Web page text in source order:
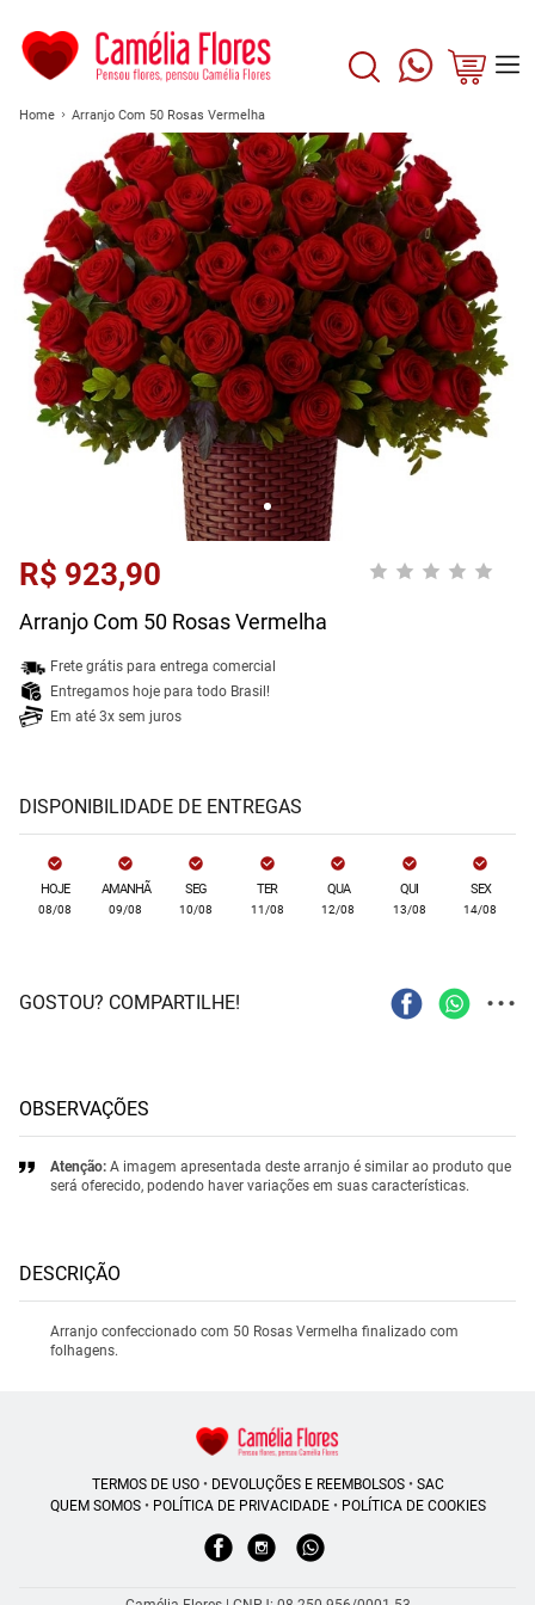
Home Arranjo Com 50 Rosas Vermelha
R$ 923,90
Arranjo Com 50 Rosas Vermelha
Frete grátis para entrega comercial
Entregamos hoje para todo Brasil!
Em até 3x sem juros
DISPONIBILIDADE DE ENTREGAS
HOJE
08/08
AMANHÃ
09/08
SEG
10/08
TER
11/08
QUA
12/08
QUI
13/08
SEX
14/08
GOSTOU? COMPARTILHE! ...
OBSERVAÇÕES
Atenção: A imagem apresentada deste arranjo é similar ao produto que
será oferecido, podendo haver variações em suas características.
DESCRIÇÃO
Arranjo confeccionado com 50 Rosas Vermelha finalizado com
folhagens.
TERMOS DE USO• DEVOLUÇÕES E REEMBOLSOS• SAC
QUEM SOMOS• POLÍTICA DE PRIVACIDADE• POLÍTICA DE COOKIES